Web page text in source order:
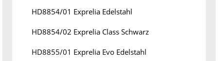
HD8854/01 Exprelia Edelstahl
HD8854/02 Exprelia Class Schwarz
HD8855/01 Exprelia Evo Edelstahl